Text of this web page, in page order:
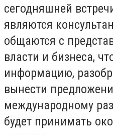
сегодняшней
являются
общаются с
власти и бизнеса,
информацию,
вынести
международному
будет принимать